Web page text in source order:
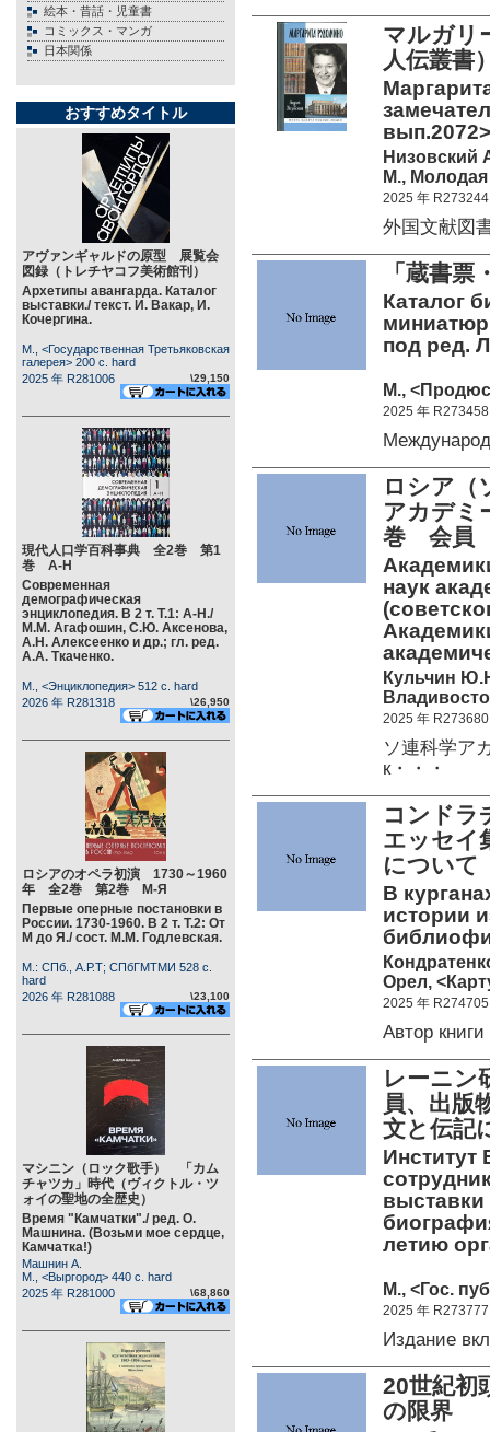
絵本・昔話・児童書
コミックス・マンガ
日本関係
おすすめタイトル
アヴァンギャルドの原型 展覧会
図録（トレチヤコフ美術館刊）
Архетипы авангарда. Каталог
выставки./ текст. И. Вакар, И.
Кочергина.
М., <Государственная Третьяковская
галерея> 200 c. hard
2025 年 R281006
\29,150
現代人口学百科事典 全2巻 第1
巻 А-Н
Современная
демографическая
энциклопедия. В 2 т. Т.1: А-Н./
М.М. Агафошин, С.Ю. Аксенова,
А.Н. Алексеенко и др.; гл. ред.
А.А. Ткаченко.
М., <Энциклопедия> 512 c. hard
2026 年 R281318
\26,950
ロシアのオペラ初演 1730～1960
年 全2巻 第2巻 М-Я
Первые оперные постановки в
России. 1730-1960. В 2 т. Т.2: От
М до Я./ сост. М.М. Годлевская.
М.: СПб., А.Р.Т; СПбГМТМИ 528 c.
hard
2026 年 R281088
\23,100
マシニン（ロック歌手） 「カム
チャツカ」時代（ヴィクトル・ツ
ォイの聖地の全歴史）
Время "Камчатки"./ ред. О.
Машнина. (Возьми мое сердце,
Камчатка!)
Машнин А.
М., <Выргород> 440 c. hard
2025 年 R281000
\68,860
マルガリ
人伝叢書
Низовский
М., Молодая
2025 年 R273244
外国文献図
「蔵書
Каталог
под ред.
М.,
2025 年 R273458
ロシア（
アカデ
巻 会
наук
Кульчин
2025 年 R273680
ソ連科学ア
к・・・
コンド
エッセイ
について
В
истории
Орел,
2025 年 R274705
Автор
レーニン
員、出
文と伝記
Институт
выставки
летию
М., <Гос.
2025 年 R273777
Издание
20世紀初
の限